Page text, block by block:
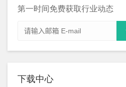
第一时间免费获取行业动态
下载中心